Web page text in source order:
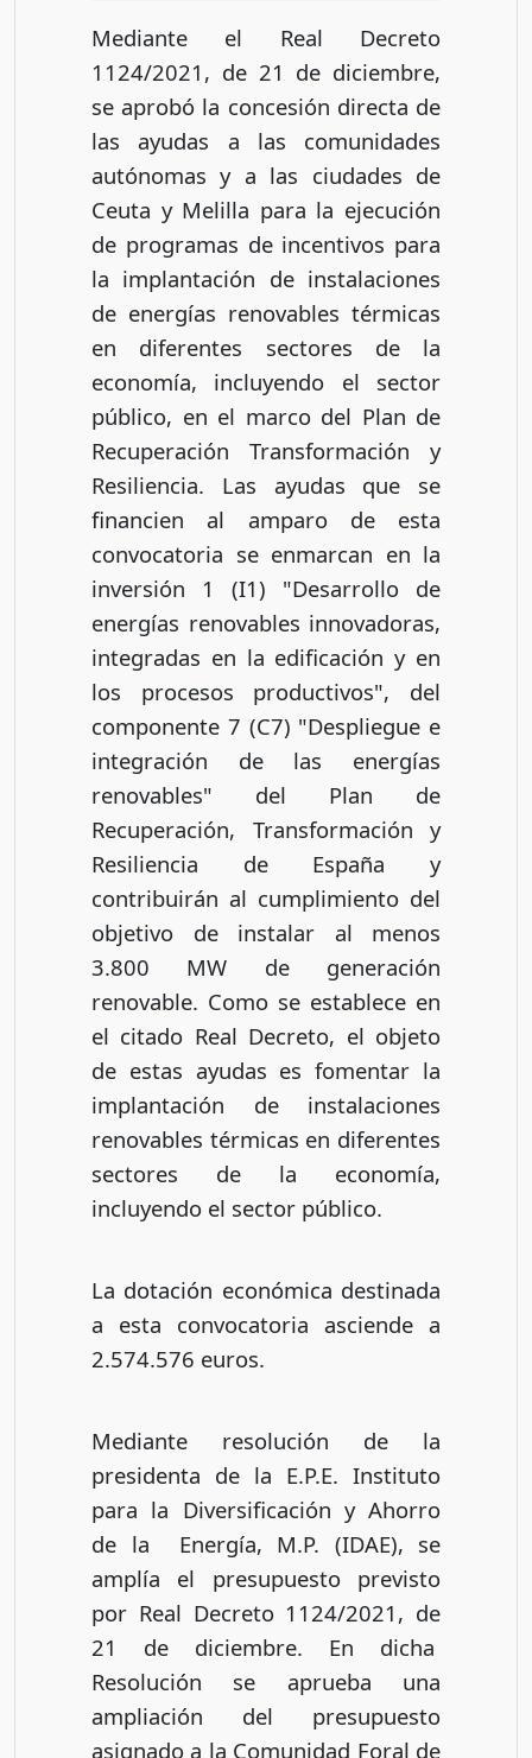
Mediante el Real Decreto
1124/2021, de 21 de diciembre,
se aprobó la concesión directa de
las ayudas a las comunidades
autónomas y a las ciudades de
Ceuta y Melilla para la ejecución
de programas de incentivos para
la implantación de instalaciones
de energías renovables térmicas
en diferentes sectores de la
economía, incluyendo el sector
público, en el marco del Plan de
Recuperación Transformación y
Resiliencia. Las ayudas que se
financien al amparo de esta
convocatoria se enmarcan en la
inversión 1 (I1) "Desarrollo de
energías renovables innovadoras,
integradas en la edificación y en
los procesos productivos", del
componente 7 (C7) "Despliegue e
integración de las energías
renovables" del Plan de
Recuperación, Transformación y
Resiliencia de España y
contribuirán al cumplimiento del
objetivo de instalar al menos
3.800 MW de generación
renovable. Como se establece en
el citado Real Decreto, el objeto
de estas ayudas es fomentar la
implantación de instalaciones
renovables térmicas en diferentes
sectores de la economía,
incluyendo el sector público.
La dotación económica destinada
a esta convocatoria asciende a
2.574.576 euros.
Mediante resolución de la
presidenta de la E.P.E. Instituto
para la Diversificación y Ahorro
de la Energía, M.P. (IDAE), se
amplía el presupuesto previsto
por Real Decreto 1124/2021, de
21 de diciembre. En dicha
Resolución se aprueba una
ampliación del presupuesto
asignado a la Comunidad Foral de